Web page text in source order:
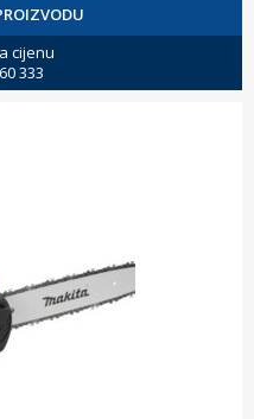
cijenu
333